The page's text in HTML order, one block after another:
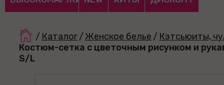
/ Каталог/ Женское белье / Кэтсьюиты,
Костюм-сетка с цветочным рисунком и
S/L